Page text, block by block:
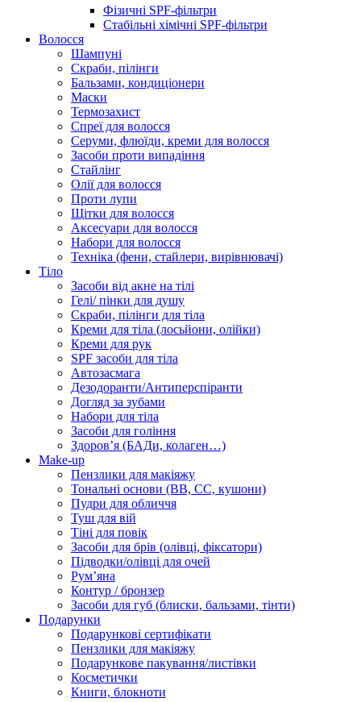
Фізичні SPF-фільтри
Стабільні хімічні SPF-фільтри
Волосся
Шампуні
Скраби, пілінги
Бальзами, кондиціонери
Маски
Термозахист
Спреї для волосся
Серуми, флюїди, креми для волосся
Засоби проти випадіння
Стайлінг
Олії для волосся
Проти лупи
Щітки для волосся
Аксесуари для волосся
Набори для волосся
Техніка (фени, стайлери, вирівнювачі)
Тіло
Засоби від акне на тілі
Гелі/ пінки для душу
Скраби, пілінги для тіла
Креми для тіла (лосьйони, олійки)
Креми для рук
SPF засоби для тіла
Автозасмага
Дезодоранти/Антиперспіранти
Догляд за зубами
Набори для тіла
Засоби для гоління
Здоровʼя (БАДи, колаген…)
Make-up
Пензлики для макіяжу
Тональні основи (BB, CC, кушони)
Пудри для обличчя
Туш для вій
Тіні для повік
Засоби для брів (олівці, фіксатори)
Підводки/олівці для очей
Румʼяна
Контур / бронзер
Засоби для губ (блиски, бальзами, тінти)
Подарунки
Подарункові сертифікати
Пензлики для макіяжу
Подарункове пакування/листівки
Косметички
Книги, блокноти